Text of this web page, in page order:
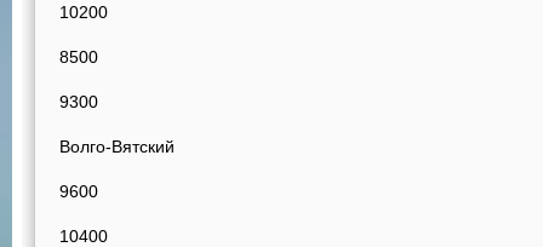
10200
8500
9300
Волго-Вятский
9600
10400